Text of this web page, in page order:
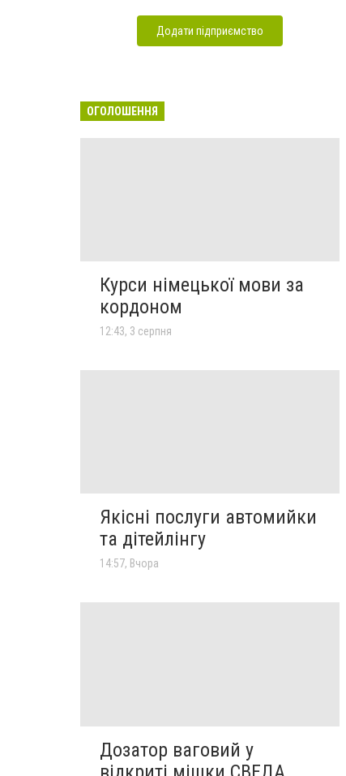
Додати підприємство
ОГОЛОШЕННЯ
Курси німецької мови за
кордоном
12:43, 3 серпня
Якісні послуги автомийки
та дітейлінгу
14:57, Вчора
Дозатор ваговий у